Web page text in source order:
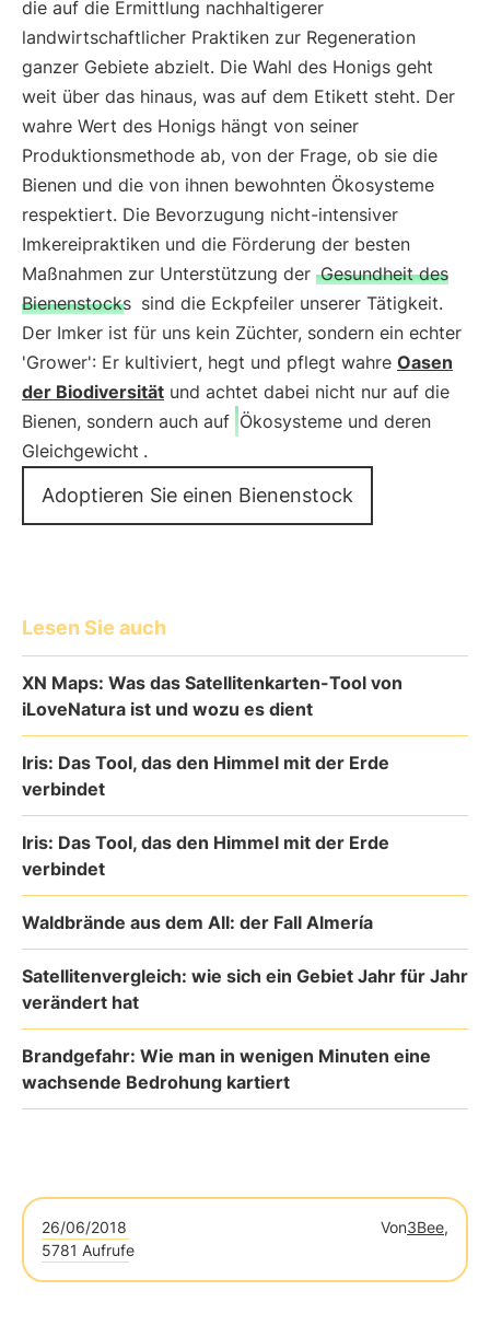
die auf die Ermittlung nachhaltigerer
landwirtschaftlicher Praktiken zur Regeneration
ganzer Gebiete abzielt. Die Wahl des Honigs geht
weit über das hinaus, was auf dem Etikett steht. Der
wahre Wert des Honigs hängt von seiner
Produktionsmethode ab, von der Frage, ob sie die
Bienen und die von ihnen bewohnten Ökosysteme
respektiert. Die Bevorzugung nicht-intensiver
Imkereipraktiken und die Förderung der besten
Maßnahmen zur Unterstützung der Gesundheit des
Bienenstocks sind die Eckpfeiler unserer Tätigkeit.
Der Imker ist für uns kein Züchter, sondern ein echter
'Grower': Er kultiviert, hegt und pflegt wahre Oasen
der Biodiversität und achtet dabei nicht nur auf die
Bienen, sondern auch auf Ökosysteme und deren
Gleichgewicht .
Adoptieren Sie einen Bienenstock
Lesen Sie auch
XN Maps: Was das Satellitenkarten-Tool von
iLoveNatura ist und wozu es dient
Iris: Das Tool, das den Himmel mit der Erde
verbindet
Iris: Das Tool, das den Himmel mit der Erde
verbindet
Waldbrände aus dem All: der Fall Almería
Satellitenvergleich: wie sich ein Gebiet Jahr für Jahr
verändert hat
Brandgefahr: Wie man in wenigen Minuten eine
wachsende Bedrohung kartiert
26/06/2018 Von3Bee,
5781 Aufrufe